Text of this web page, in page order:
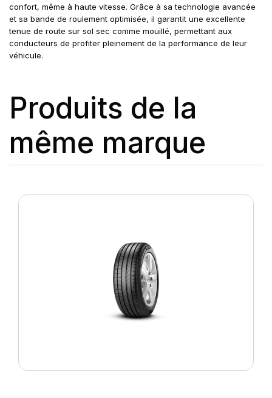
confort, même à haute vitesse. Grâce à sa technologie avancée
et sa bande de roulement optimisée, il garantit une excellente
tenue de route sur sol sec comme mouillé, permettant aux
conducteurs de profiter pleinement de la performance de leur
véhicule.
Produits de la
même marque